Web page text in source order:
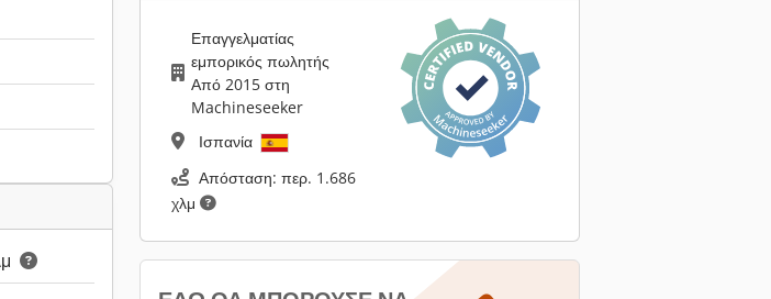
Επαγγελματίας
εμπορικός πωλητής
Από 2015 στη
Machineseeker
Ισπανία
Απόσταση: περ. 1.686
χλμ